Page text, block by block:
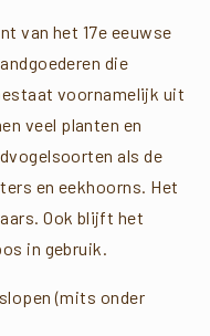
van het 17e eeuwse
die
voornamelijk uit
veel planten en
als de
en eekhoorns. Het
Ook blijft het
in gebruik.
(mits onder